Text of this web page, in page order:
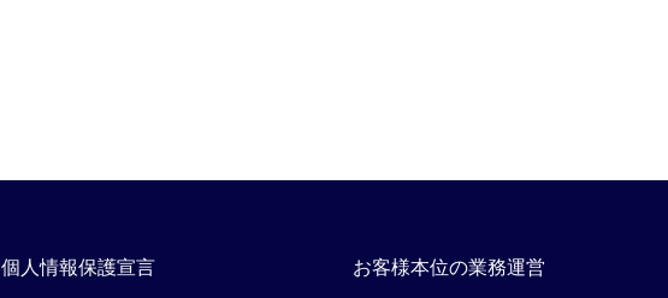
個人情報保護宣言 お客様本位の業務運営